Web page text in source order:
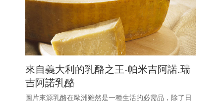
來自義大利的乳酪之王-帕米吉阿諾.瑞
吉阿諾乳酪
圖片來源乳酪在歐洲雖然是一種生活的必需品，除了日